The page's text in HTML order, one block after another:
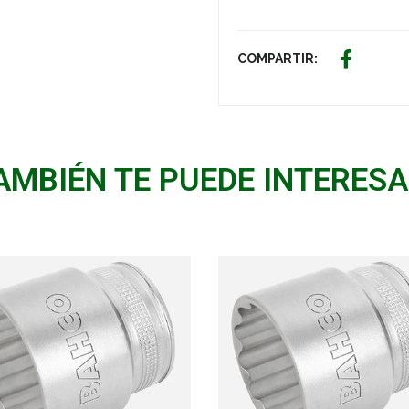
COMPARTIR:
TE PUEDE